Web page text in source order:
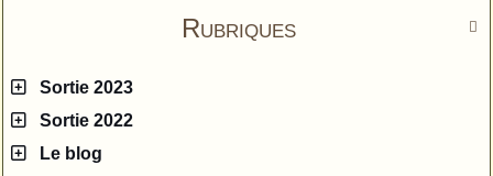

Rubriques
Sortie 2023
Sortie 2022
Le blog